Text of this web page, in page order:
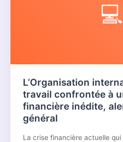
💻
L’Organisation
travail confrontée à
financière inédite,
général
La crise financière actuelle qui